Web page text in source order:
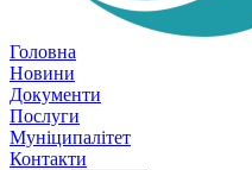
Головна
Новини
Документи
Послуги
Муніципалітет
Контакти